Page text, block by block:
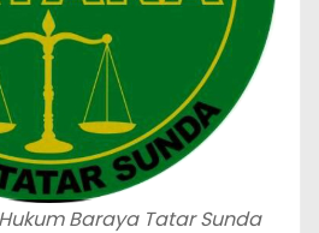
Baraya Tatar Sunda